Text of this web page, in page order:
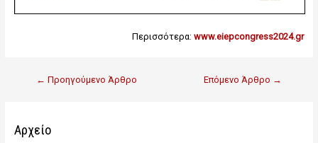
Περισσότερα:www.eiepcongress2024.gr
← Προηγούμενο Άρθρο Επόμενο Άρθρο →
Αρχείο